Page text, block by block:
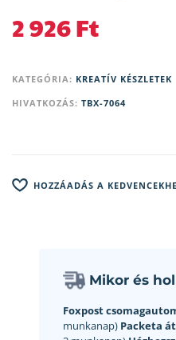
2 926Ft
KATEGÓRIA: KREATÍV KÉSZLETEK
HIVATKOZÁS: TBX-7064
HOZZÁADÁS A
Mikor és
Foxpost
munkanap) Packeta